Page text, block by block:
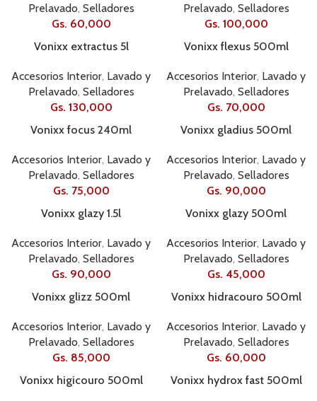
Prelavado, Selladores
Gs. 60,000
Prelavado, Selladores
Gs. 100,000
Vonixx extractus 5l
Accesorios Interior, Lavado y
Prelavado, Selladores
Gs. 130,000
Vonixx flexus 500ml
Accesorios Interior, Lavado y
Prelavado, Selladores
Gs. 70,000
Vonixx focus 240ml
Accesorios Interior, Lavado y
Prelavado, Selladores
Gs. 75,000
Vonixx gladius 500ml
Accesorios Interior, Lavado y
Prelavado, Selladores
Gs. 90,000
Vonixx glazy 1.5l
Accesorios Interior, Lavado y
Prelavado, Selladores
Gs. 90,000
Vonixx glazy 500ml
Accesorios Interior, Lavado y
Prelavado, Selladores
Gs. 45,000
Vonixx glizz 500ml
Accesorios Interior, Lavado y
Prelavado, Selladores
Gs. 85,000
Vonixx hidracouro 500ml
Accesorios Interior, Lavado y
Prelavado, Selladores
Gs. 60,000
Vonixx higicouro 500ml
Vonixx hydrox fast 500ml